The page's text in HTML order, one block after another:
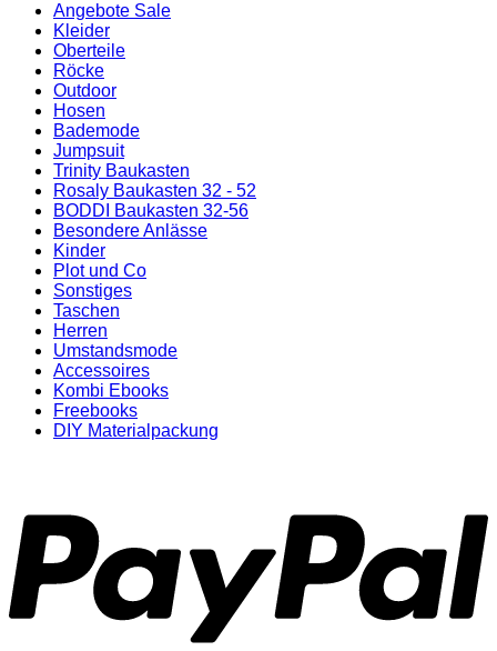
Angebote Sale
Kleider
Oberteile
Röcke
Outdoor
Hosen
Bademode
Jumpsuit
Trinity Baukasten
Rosaly Baukasten 32 - 52
BODDI Baukasten 32-56
Besondere Anlässe
Kinder
Plot und Co
Sonstiges
Taschen
Herren
Umstandsmode
Accessoires
Kombi Ebooks
Freebooks
DIY Materialpackung